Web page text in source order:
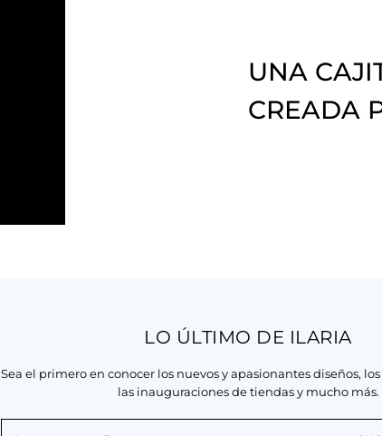
UNA
CREADA
LO ÚLTIMO DE ILARIA
Sea el primero en conocer los nuevos y apasionantes diseños,
las inauguraciones de tiendas y mucho más.